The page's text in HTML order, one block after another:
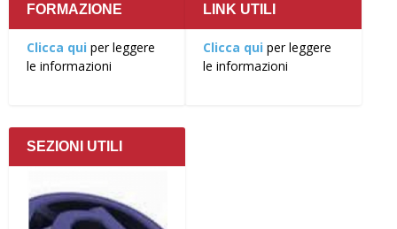
FORMAZIONE
Clicca qui per leggere
le informazioni
LINK UTILI
Clicca qui per leggere
le informazioni
SEZIONI UTILI